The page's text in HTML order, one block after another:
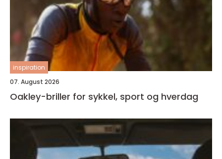
inspiration
07. August 2026
Oakley-briller for sykkel, sport og hverdag